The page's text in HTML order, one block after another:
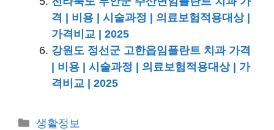
격 | 비용 | 시술과정 | 의료보험적용대상 |
가격비교 | 2025
강원도 정선군 고한읍임플란트 치과 가격
| 비용 | 시술과정 | 의료보험적용대상 | 가
격비교 | 2025
카
생활정보